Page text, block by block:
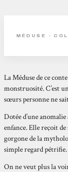
MÉDUSE -
La Méduse de ce
monstruosité. C’est
sœurs personne ne
Dotée d’une
enfance. Elle reçoit de
gorgone de la
simple regard pétrifie.
On ne veut plus la